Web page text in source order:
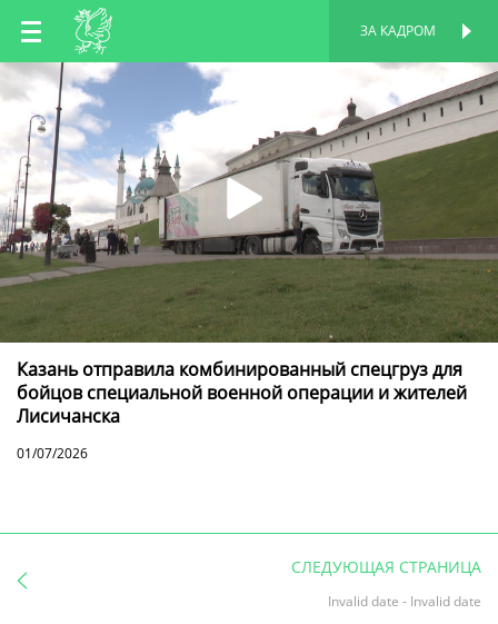
RU
TT
ЗА КАДРОМ
Казань отправила комбинированный спецгруз для
бойцов специальной военной операции и жителей
Лисичанска
01/07/2026
СЛЕДУЮЩАЯ СТРАНИЦА
Invalid date - Invalid date
ПЕРСОНАЛЬНАЯ
СТРАНИЦА